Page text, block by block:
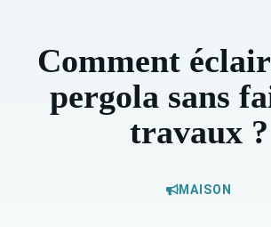
Comment
pergola sans
travaux ?
MAISON